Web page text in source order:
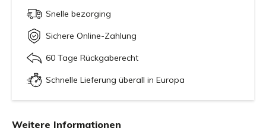
Snelle bezorging
Sichere Online-Zahlung
60 Tage Rückgaberecht
Schnelle Lieferung überall in Europa
Weitere Informationen